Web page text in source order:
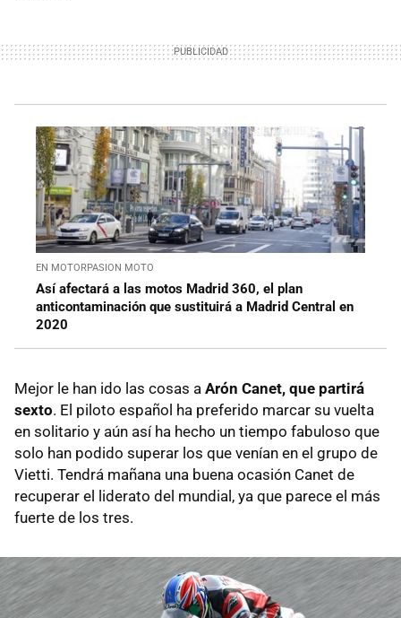
EN MOTORPASION MOTO
Así afectará a las motos Madrid 360, el plan
anticontaminación que sustituirá a Madrid Central en
2020
Mejor le han ido las cosas a Arón Canet, que partirá
sexto. El piloto español ha preferido marcar su vuelta
en solitario y aún así ha hecho un tiempo fabuloso que
solo han podido superar los que venían en el grupo de
Vietti. Tendrá mañana una buena ocasión Canet de
recuperar el liderato del mundial, ya que parece el más
fuerte de los tres.